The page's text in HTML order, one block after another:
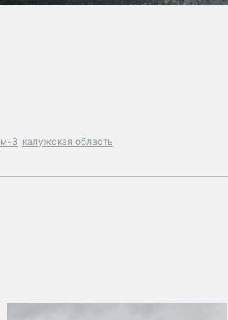
м-3 калужская область